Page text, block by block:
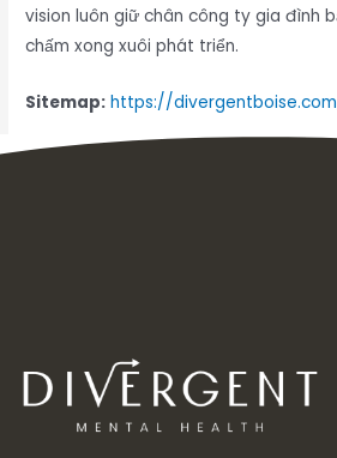
vision luôn giữ chân công ty gia đình
chấm xong xuôi phát triển.
Sitemap: https://
Inbox tele : @subdomaingov |